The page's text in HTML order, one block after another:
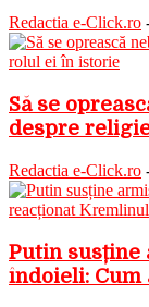
Redactia e-Click.ro
Să se
despre
Redactia e-Click.ro
Putin susține
îndoieli: Cum